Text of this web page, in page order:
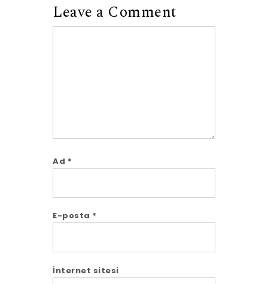
Leave a Comment
Ad *
E-posta *
İnternet sitesi